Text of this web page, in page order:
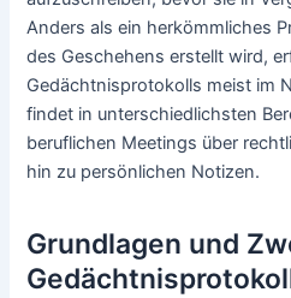
Anders als ein herkömmliches
des Geschehens erstellt wird,
Gedächtnisprotokolls meist im
findet in unterschiedlichsten
beruflichen Meetings über
hin zu persönlichen Notizen.
Grundlagen und